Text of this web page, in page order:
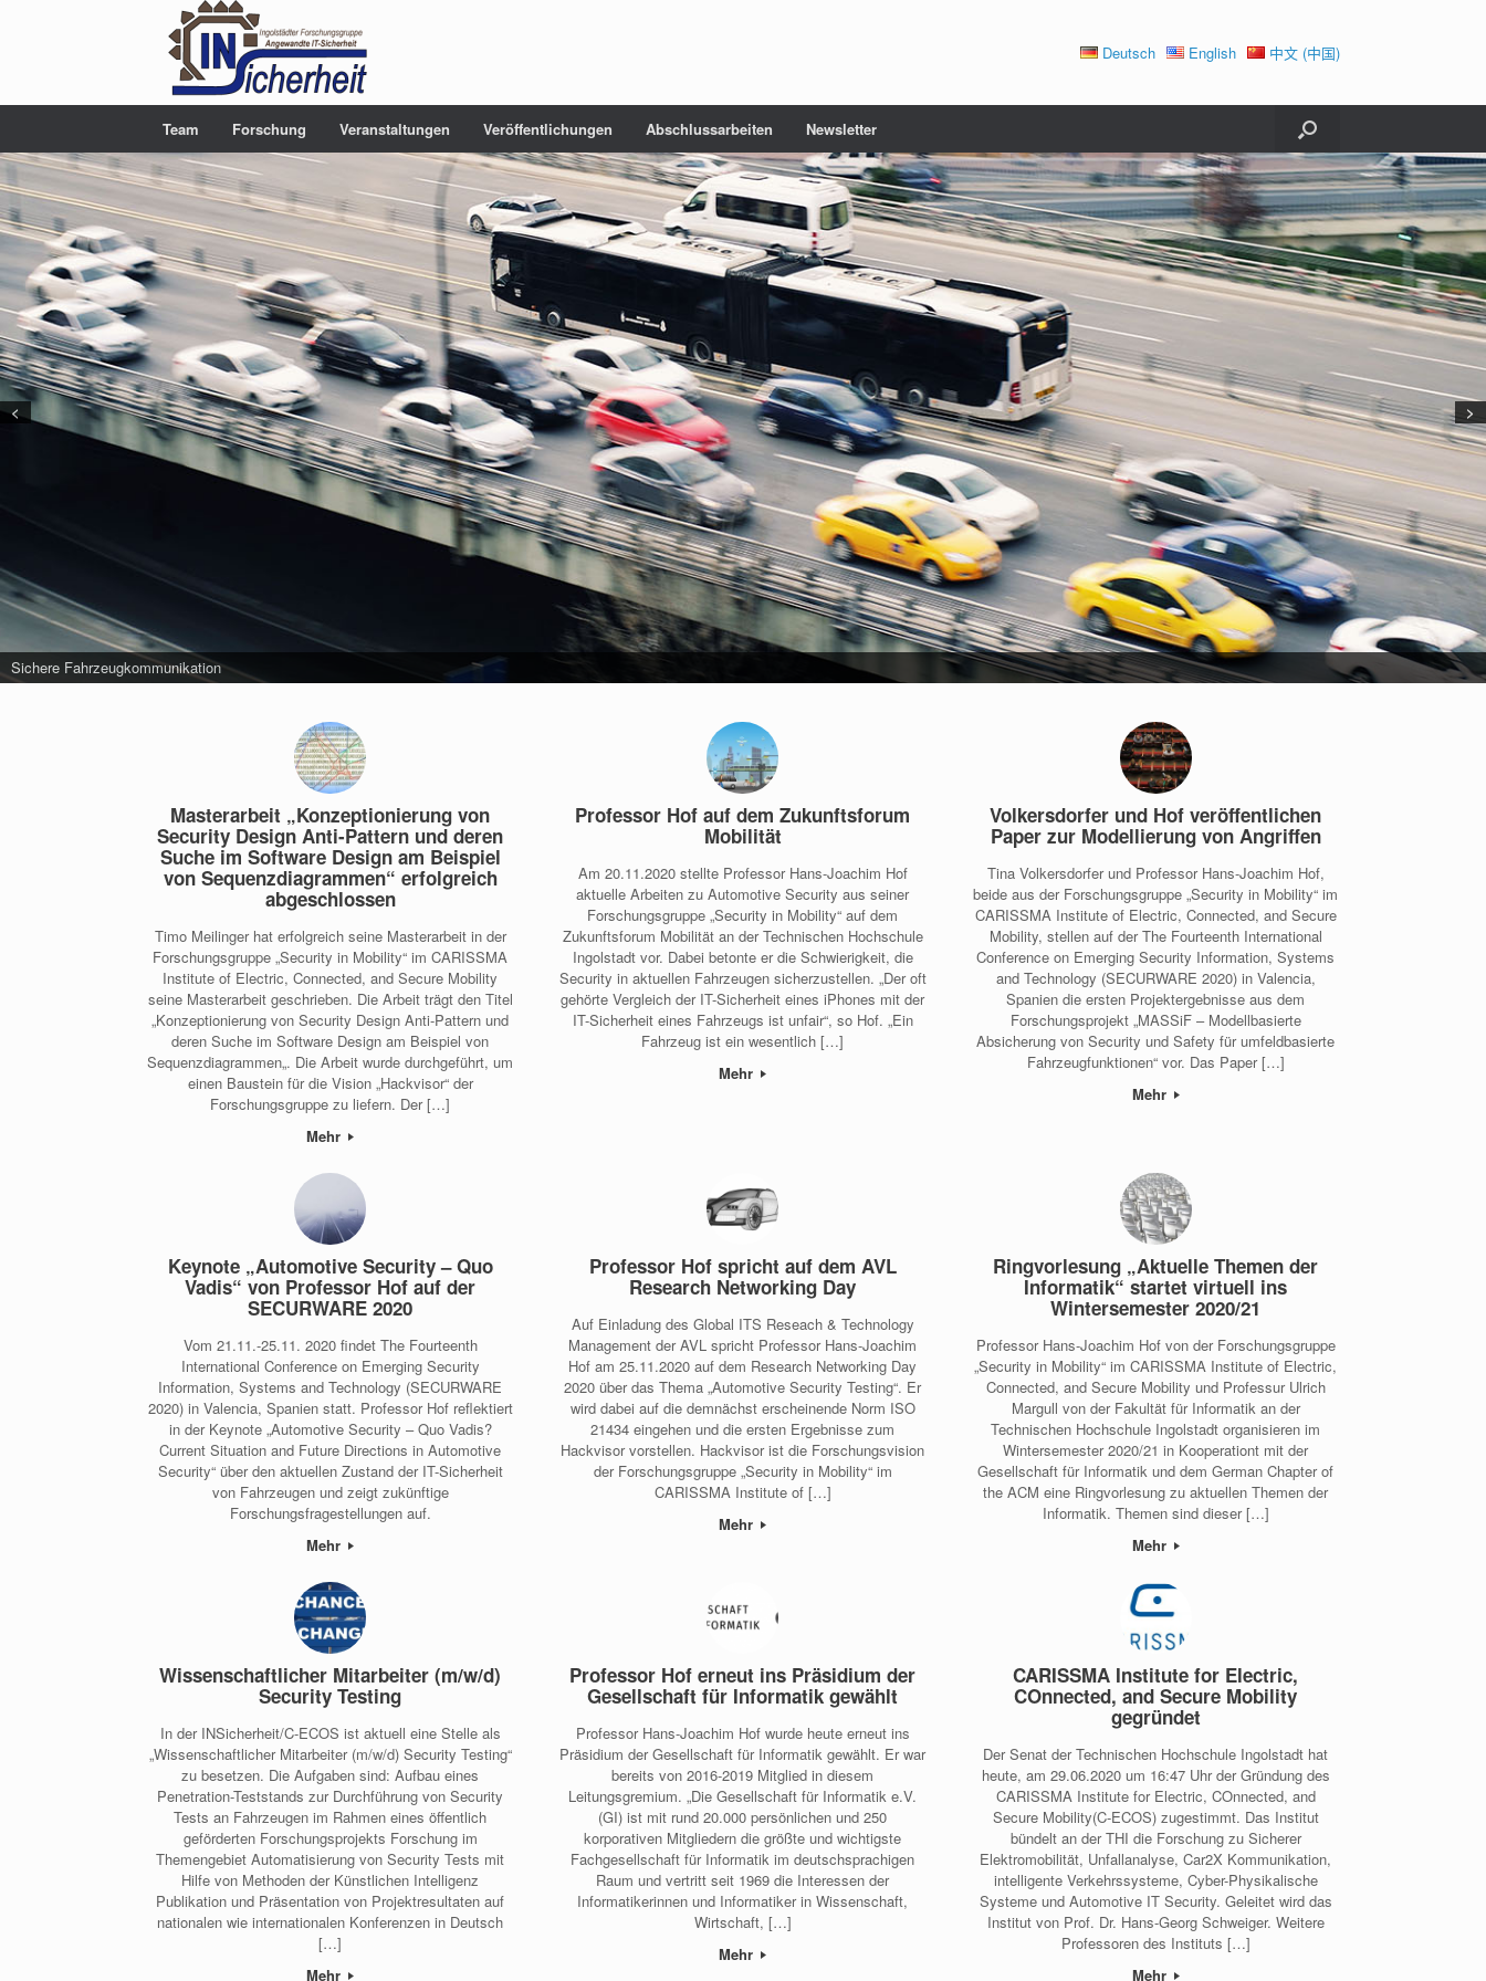
Deutsch English 中文 (中国)
Team Forschung Veranstaltungen Veröffentlichungen Abschlussarbeiten Newsletter
Sichere Fahrzeugkommunikation
< >
Masterarbeit „Konzeptionierung von
Security Design Anti-Pattern und deren
Suche im Software Design am Beispiel
von Sequenzdiagrammen“ erfolgreich
abgeschlossen
Timo Meilinger hat erfolgreich seine Masterarbeit in der
Forschungsgruppe „Security in Mobility“ im CARISSMA
Institute of Electric, Connected, and Secure Mobility
seine Masterarbeit geschrieben. Die Arbeit trägt den Titel
„Konzeptionierung von Security Design Anti-Pattern und
deren Suche im Software Design am Beispiel von
Sequenzdiagrammen„. Die Arbeit wurde durchgeführt, um
einen Baustein für die Vision „Hackvisor“ der
Forschungsgruppe zu liefern. Der […]
Mehr
Professor Hof auf dem Zukunftsforum
Mobilität
Am 20.11.2020 stellte Professor Hans-Joachim Hof
aktuelle Arbeiten zu Automotive Security aus seiner
Forschungsgruppe „Security in Mobility“ auf dem
Zukunftsforum Mobilität an der Technischen Hochschule
Ingolstadt vor. Dabei betonte er die Schwierigkeit, die
Security in aktuellen Fahrzeugen sicherzustellen. „Der oft
gehörte Vergleich der IT-Sicherheit eines iPhones mit der
IT-Sicherheit eines Fahrzeugs ist unfair“, so Hof. „Ein
Fahrzeug ist ein wesentlich […]
Mehr
Volkersdorfer und Hof veröffentlichen
Paper zur Modellierung von Angriffen
Tina Volkersdorfer und Professor Hans-Joachim Hof,
beide aus der Forschungsgruppe „Security in Mobility“ im
CARISSMA Institute of Electric, Connected, and Secure
Mobility, stellen auf der The Fourteenth International
Conference on Emerging Security Information, Systems
and Technology (SECURWARE 2020) in Valencia,
Spanien die ersten Projektergebnisse aus dem
Forschungsprojekt „MASSiF – Modellbasierte
Absicherung von Security und Safety für umfeldbasierte
Fahrzeugfunktionen“ vor. Das Paper […]
Mehr
Keynote „Automotive Security – Quo
Vadis“ von Professor Hof auf der
SECURWARE 2020
Vom 21.11.-25.11. 2020 findet The Fourteenth
International Conference on Emerging Security
Information, Systems and Technology (SECURWARE
2020) in Valencia, Spanien statt. Professor Hof reflektiert
in der Keynote „Automotive Security – Quo Vadis?
Current Situation and Future Directions in Automotive
Security“ über den aktuellen Zustand der IT-Sicherheit
von Fahrzeugen und zeigt zukünftige
Forschungsfragestellungen auf.
Mehr
Professor Hof spricht auf dem AVL
Research Networking Day
Auf Einladung des Global ITS Reseach & Technology
Management der AVL spricht Professor Hans-Joachim
Hof am 25.11.2020 auf dem Research Networking Day
2020 über das Thema „Automotive Security Testing“. Er
wird dabei auf die demnächst erscheinende Norm ISO
21434 eingehen und die ersten Ergebnisse zum
Hackvisor vorstellen. Hackvisor ist die Forschungsvision
der Forschungsgruppe „Security in Mobility“ im
CARISSMA Institute of […]
Mehr
Ringvorlesung „Aktuelle Themen der
Informatik“ startet virtuell ins
Wintersemester 2020/21
Professor Hans-Joachim Hof von der Forschungsgruppe
„Security in Mobility“ im CARISSMA Institute of Electric,
Connected, and Secure Mobility und Professur Ulrich
Margull von der Fakultät für Informatik an der
Technischen Hochschule Ingolstadt organisieren im
Wintersemester 2020/21 in Kooperationt mit der
Gesellschaft für Informatik und dem German Chapter of
the ACM eine Ringvorlesung zu aktuellen Themen der
Informatik. Themen sind dieser […]
Mehr
Wissenschaftlicher Mitarbeiter (m/w/d)
Security Testing
In der INSicherheit/C-ECOS ist aktuell eine Stelle als
„Wissenschaftlicher Mitarbeiter (m/w/d) Security Testing“
zu besetzen. Die Aufgaben sind: Aufbau eines
Penetration-Teststands zur Durchführung von Security
Tests an Fahrzeugen im Rahmen eines öffentlich
geförderten Forschungsprojekts Forschung im
Themengebiet Automatisierung von Security Tests mit
Hilfe von Methoden der Künstlichen Intelligenz
Publikation und Präsentation von Projektresultaten auf
nationalen wie internationalen Konferenzen in Deutsch
[…]
Mehr
Professor Hof erneut ins Präsidium der
Gesellschaft für Informatik gewählt
Professor Hans-Joachim Hof wurde heute erneut ins
Präsidium der Gesellschaft für Informatik gewählt. Er war
bereits von 2016-2019 Mitglied in diesem
Leitungsgremium. „Die Gesellschaft für Informatik e.V.
(GI) ist mit rund 20.000 persönlichen und 250
korporativen Mitgliedern die größte und wichtigste
Fachgesellschaft für Informatik im deutschsprachigen
Raum und vertritt seit 1969 die Interessen der
Informatikerinnen und Informatiker in Wissenschaft,
Wirtschaft, […]
Mehr
CARISSMA Institute for Electric,
COnnected, and Secure Mobility
gegründet
Der Senat der Technischen Hochschule Ingolstadt hat
heute, am 29.06.2020 um 16:47 Uhr der Gründung des
CARISSMA Institute for Electric, COnnected, and
Secure Mobility(C-ECOS) zugestimmt. Das Institut
bündelt an der THI die Forschung zu Sicherer
Elektromobilität, Unfallanalyse, Car2X Kommunikation,
intelligente Verkehrssysteme, Cyber-Physikalische
Systeme und Automotive IT Security. Geleitet wird das
Institut von Prof. Dr. Hans-Georg Schweiger. Weitere
Professoren des Instituts […]
Mehr